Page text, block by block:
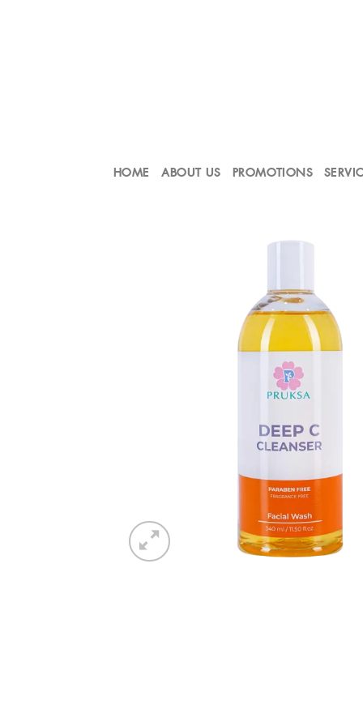
HOME ABOUT US PROMOTIONS